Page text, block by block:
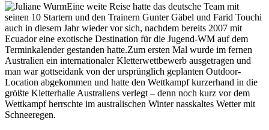
Eine weite Reise hatte das deutsche Team mit
seinen 10 Startern und den Trainern Gunter Gäbel und Farid Touchi
auch in diesem Jahr wieder vor sich, nachdem bereits 2007 mit
Ecuador eine exotische Destination für die Jugend-WM auf dem
Terminkalender gestanden hatte.Zum ersten Mal wurde im fernen
Australien ein internationaler Kletterwettbewerb ausgetragen und
man war gottseidank von der ursprünglich geplanten Outdoor-
Location abgekommen und hatte den Wettkampf kurzerhand in die
größte Kletterhalle Australiens verlegt – denn noch kurz vor dem
Wettkampf herrschte im australischen Winter nasskaltes Wetter mit
Schneeregen.